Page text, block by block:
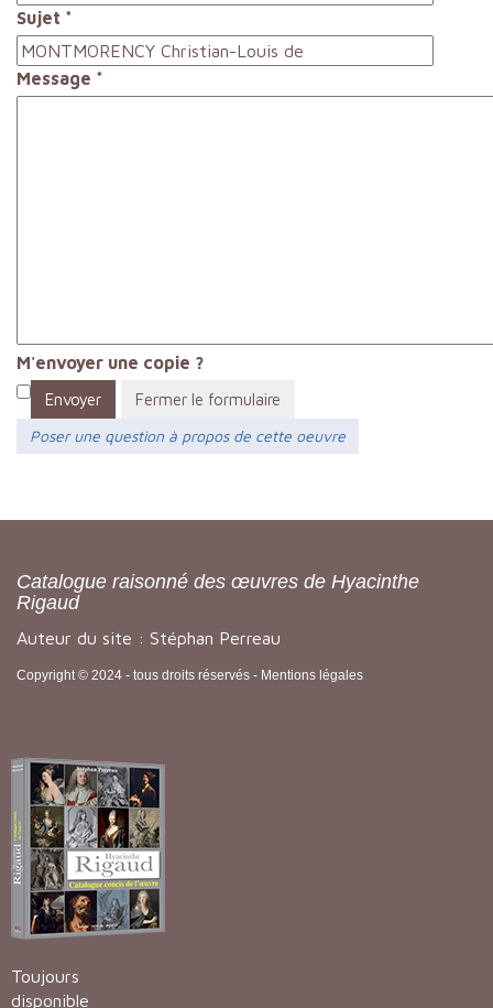
Sujet *
Message *
M'envoyer une copie ?
Envoyer
Fermer le formulaire
Poser une question à propos de cette oeuvre
Catalogue raisonné des œuvres de Hyacinthe
Rigaud
Auteur du site : Stéphan Perreau
Copyright © 2024 - tous droits réservés - Mentions légales
Toujours
disponible